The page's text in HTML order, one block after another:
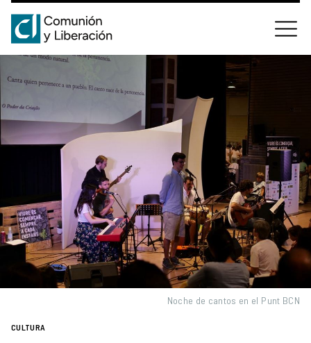
CULTURA
Noche de cantos en el Punt BCN